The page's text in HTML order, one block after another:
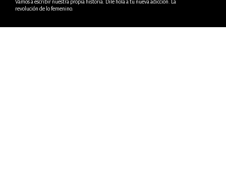
Vamos a escribir nuestra propia historia. Dile hola a tu nueva adicción. La
revolución de lo femenino.